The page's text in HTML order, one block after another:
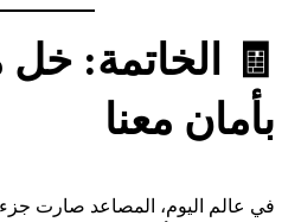
🧾 الخاتمة: خل
بأمان معنا
في عالم اليوم، المصاعد صارت جزء